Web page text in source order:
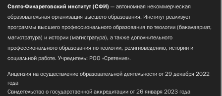
Свято-Филаретовский институт (СФИ) — автономная некоммерческая
образовательная организация высшего образования. Институт реализует
программы высшего профессионального образования по теологии (бакалавриат,
магистратура) и истории (магистратура), а также дополнительного
профессионального образования по теологии, религиоведению, истории и
социальной работе. Учредитель: РОО «Сретение».
Лицензия на осуществление образовательной деятельности от 29 декабря 2022
года
Свидетельство о государственной аккредитации от 26 января 2023 года